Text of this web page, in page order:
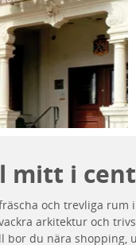
mitt i
och trevliga rum
arkitektur och
bor du nära shopping,